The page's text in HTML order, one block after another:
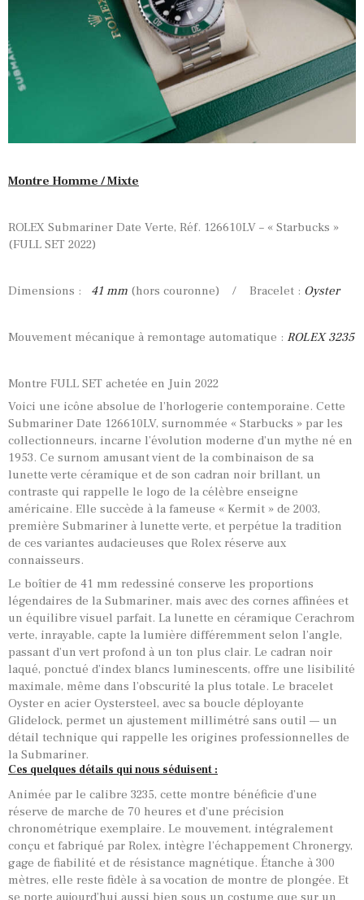
Montre Homme / Mixte
ROLEX Submariner Date Verte, Réf. 126610LV – « Starbucks »
(FULL SET 2022)
Dimensions : 41 mm (hors couronne) / Bracelet : Oyster
Mouvement mécanique à remontage automatique : ROLEX 3235
Montre FULL SET achetée en Juin 2022
Voici une icône absolue de l’horlogerie contemporaine. Cette
Submariner Date 126610LV, surnommée « Starbucks » par les
collectionneurs, incarne l’évolution moderne d’un mythe né en
1953. Ce surnom amusant vient de la combinaison de sa
lunette verte céramique et de son cadran noir brillant, un
contraste qui rappelle le logo de la célèbre enseigne
américaine. Elle succède à la fameuse « Kermit » de 2003,
première Submariner à lunette verte, et perpétue la tradition
de ces variantes audacieuses que Rolex réserve aux
connaisseurs.
Le boîtier de 41 mm redessiné conserve les proportions
légendaires de la Submariner, mais avec des cornes affinées et
un équilibre visuel parfait. La lunette en céramique Cerachrom
verte, inrayable, capte la lumière différemment selon l’angle,
passant d’un vert profond à un ton plus clair. Le cadran noir
laqué, ponctué d’index blancs luminescents, offre une lisibilité
maximale, même dans l’obscurité la plus totale. Le bracelet
Oyster en acier Oystersteel, avec sa boucle déployante
Glidelock, permet un ajustement millimétré sans outil — un
détail technique qui rappelle les origines professionnelles de
la Submariner.
Ces quelques détails qui nous séduisent :
Animée par le calibre 3235, cette montre bénéficie d’une
réserve de marche de 70 heures et d’une précision
chronométrique exemplaire. Le mouvement, intégralement
conçu et fabriqué par Rolex, intègre l’échappement Chronergy,
gage de fiabilité et de résistance magnétique. Étanche à 300
mètres, elle reste fidèle à sa vocation de montre de plongée. Et
se porte aujourd’hui aussi bien sous un costume que sur un